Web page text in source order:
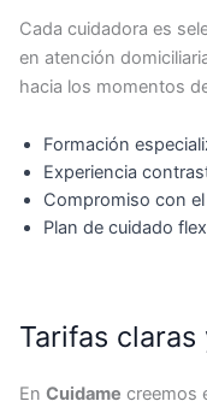
Cada cuidadora es
en atención
hacia los momentos
Formación
Experiencia
Compromiso con
Plan de cuidado
Tarifas
En Cuidame creemos